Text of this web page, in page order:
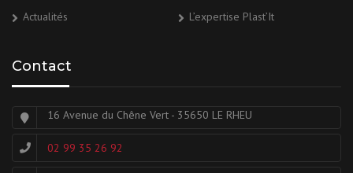
Actualités L’expertise Plast’It
Contact
16 Avenue du Chêne Vert - 35650 LE RHEU
02 99 35 26 92